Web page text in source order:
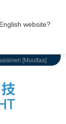
[Muuttaa]
website?